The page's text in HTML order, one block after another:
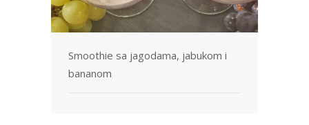
Smoothie sa jagodama, jabukom i
bananom